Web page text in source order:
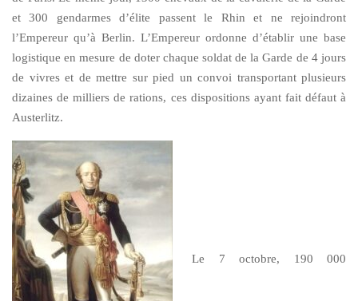
et 300 gendarmes d’élite passent le Rhin et ne rejoindront
l’Empereur qu’à Berlin. L’Empereur ordonne d’établir une base
logistique en mesure de doter chaque soldat de la Garde de 4 jours
de vivres et de mettre sur pied un convoi transportant plusieurs
dizaines de milliers de rations, ces dispositions ayant fait défaut à
Austerlitz.
Le 7 octobre, 190 000